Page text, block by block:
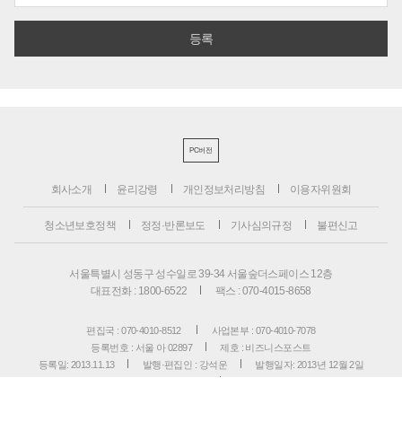
PC버전
회사소개 윤리강령 개인정보처리방침 이용자위원회
청소년보호정책 정정·반론보도 기사심의규정 불편신고
서울특별시 성동구 성수일로 39-34 서울숲더스페이스 12층
대표전화 : 1800-6522
팩스 : 070-4015-8658
편집국 : 070-4010-8512
사업본부 : 070-4010-7078
등록번호 : 서울 아 02897
제호 : 비즈니스포스트
등록일: 2013.11.13
발행·편집인 : 강석운
발행일자: 2013년 12월 2일